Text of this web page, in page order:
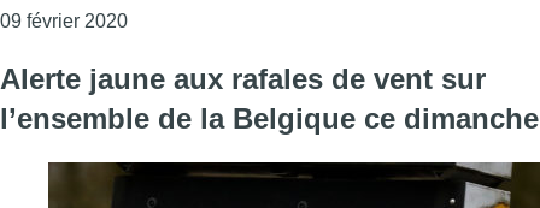
09 février 2020Consulter l'article "125 interventions des
Alerte jaune aux rafales de vent sur
l’ensemble de la Belgique ce dimanche